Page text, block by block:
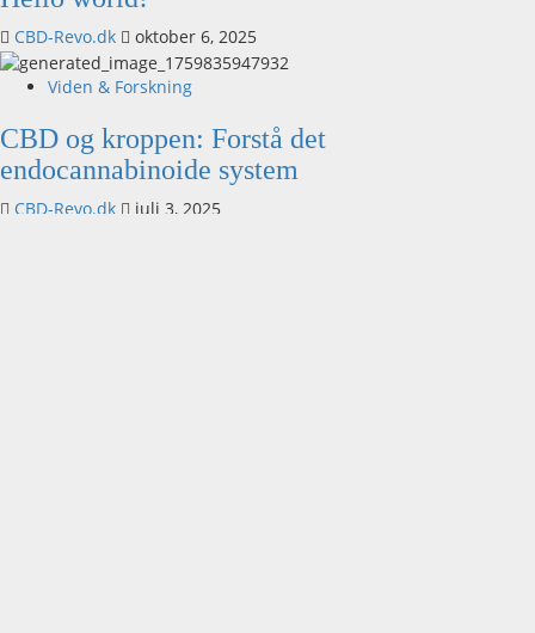
CBD-Revo.dk oktober 6, 2025
Viden & Forskning
CBD og kroppen: Forstå det
endocannabinoide system
CBD-Revo.dk juli 3, 2025